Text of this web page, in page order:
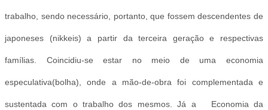
trabalho, sendo necessário, portanto, que fossem descendentes de
japoneses (nikkeis) a partir da terceira geração e respectivas
famílias. Coincidiu-se estar no meio de uma economia
especulativa(bolha), onde a mão-de-obra foi complementada e
sustentada com o trabalho dos mesmos. Já a Economia da